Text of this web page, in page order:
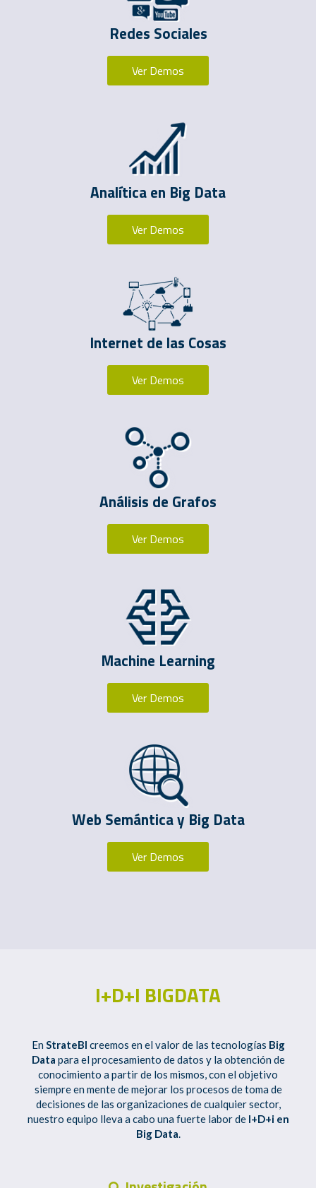
Redes Sociales
Ver Demos
Analítica en Big Data
Ver Demos
Internet de las Cosas
Ver Demos
Análisis de Grafos
Ver Demos
Machine Learning
Ver Demos
Web Semántica y Big Data
Ver Demos
I+D+I BIGDATA
En StrateBI creemos en el valor de las tecnologías Big
Data para el procesamiento de datos y la obtención de
conocimiento a partir de los mismos, con el objetivo
siempre en mente de mejorar los procesos de toma de
decisiones de las organizaciones de cualquier sector,
nuestro equipo lleva a cabo una fuerte labor de I+D+i en
Big Data.